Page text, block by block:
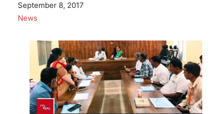
Date
September 8, 2017
In relation to
News